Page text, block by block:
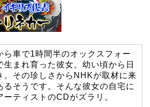
ら車で1時間半のオックスフォー
生まれ育った彼女。幼い頃から日
。その珍しさからNHKが取材に来
るそうです。そんな彼女の自宅に
ーティストのCDがズラリ。